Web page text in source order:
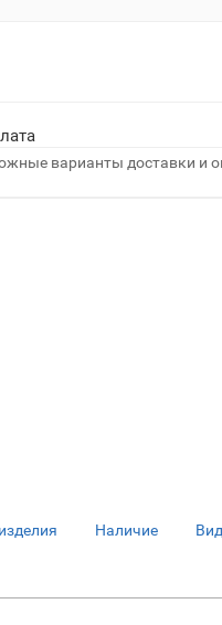
варианты доставки и
Наличие